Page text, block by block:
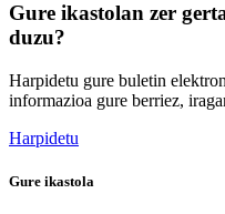
Gure ikastolan zer
duzu?
Harpidetu gure buletin
informazioa gure berriez,
Harpidetu
Gure ikastola